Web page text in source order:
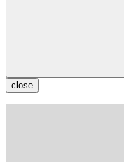
close